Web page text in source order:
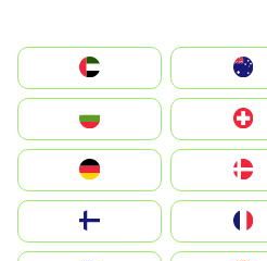
الإمارات العربية المتحدة
Switzerland
Deutschland
United Kingdom